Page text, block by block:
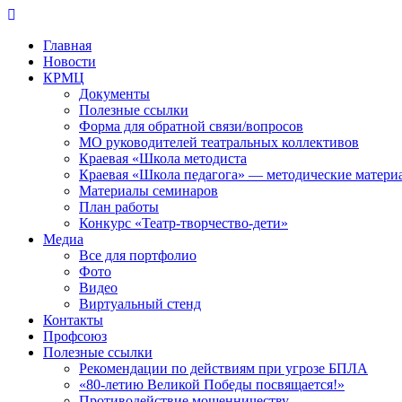
Перейти
контентуГлавная
Новости
КРМЦ
Документы
Полезные ссылки
Форма для обратной связи/вопросов
МО руководителей театральных коллективов
Краевая «Школа методиста
Краевая «Школа педагога» — методические
Материалы семинаров
План работы
Конкурс «Театр-творчество-дети»
Медиа
Все для портфолио
Фото
Видео
Виртуальный стенд
Контакты
Профсоюз
Полезные ссылки
Рекомендации по действиям при угрозе БПЛА
«80-летию Великой Победы посвящается!»